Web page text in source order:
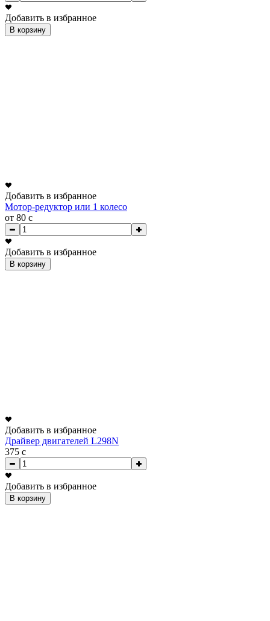
Добавить в избранное
В корзину
Добавить в избранное
Мотор-редуктор или 1 колесо
от 80 c
Добавить в избранное
В корзину
Добавить в избранное
Драйвер двигателей L298N
375 c
Добавить в избранное
В корзину